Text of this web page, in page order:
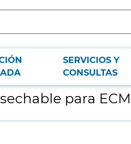
SERVICIOS Y
CONSULTAS
para